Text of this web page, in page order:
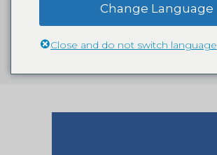
Change Language
Close and do not switch language